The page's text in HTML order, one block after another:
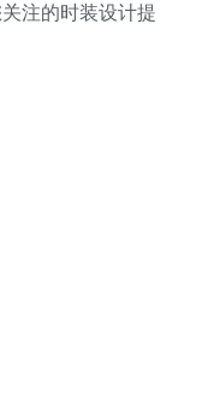
注的时装设计提